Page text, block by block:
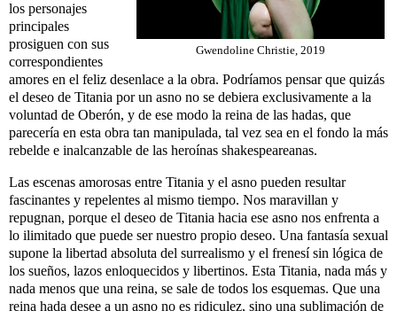
Gwendoline Christie, 2019
los personajes
principales
prosiguen con sus
correspondientes
amores en el feliz desenlace a la obra. Podríamos pensar que quizás
el deseo de Titania por un asno no se debiera exclusivamente a la
voluntad de Oberón, y de ese modo la reina de las hadas, que
parecería en esta obra tan manipulada, tal vez sea en el fondo la más
rebelde e inalcanzable de las heroínas shakespeareanas.
Las escenas amorosas entre Titania y el asno pueden resultar
fascinantes y repelentes al mismo tiempo. Nos maravillan y
repugnan, porque el deseo de Titania hacia ese asno nos enfrenta a
lo ilimitado que puede ser nuestro propio deseo. Una fantasía sexual
supone la libertad absoluta del surrealismo y el frenesí sin lógica de
los sueños, lazos enloquecidos y libertinos. Esta Titania, nada más y
nada menos que una reina, se sale de todos los esquemas. Que una
reina hada desee a un asno no es ridiculez, sino una sublimación de